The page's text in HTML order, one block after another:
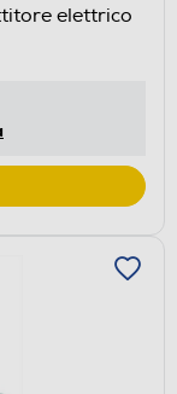
elettrico